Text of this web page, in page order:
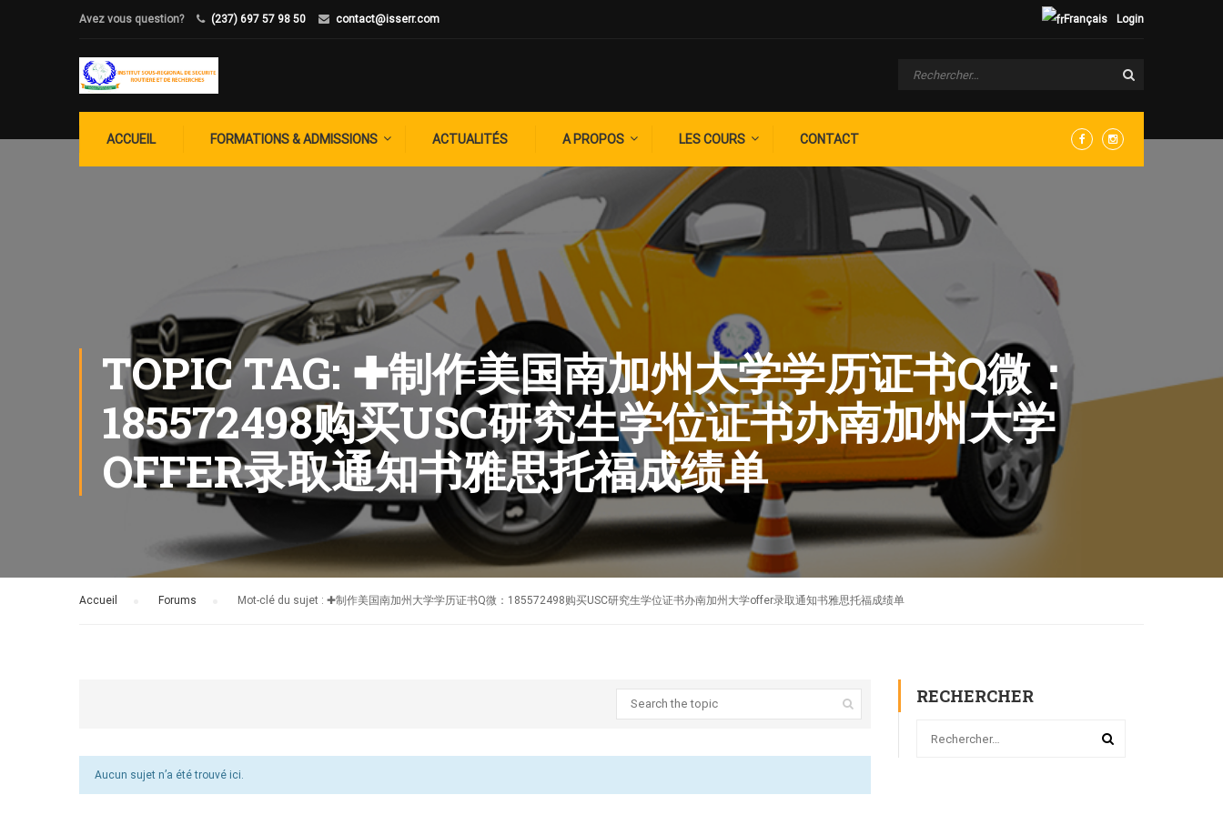
Avez vous question? (237) 697 57 98 50 contact@isserr.com Login
Français
ACCUEIL FORMATIONS & ADMISSIONS ACTUALITÉS A PROPOS LES COURS CONTACT
TOPIC TAG: ✚制作美国南加州大学学历证书Q微：
185572498购买USC研究生学位证书办南加州大学
OFFER录取通知书雅思托福成绩单
Accueil Forums Mot-clé du sujet : ✚制作美国南加州大学学历证书Q微：185572498购买USC研究生学位证书办南加州大学offer录取通知书雅思托福成绩单
Aucun sujet n’a été trouvé ici.
RECHERCHER